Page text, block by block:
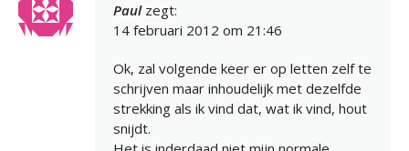
Paul zegt:
14 februari 2012 om 21:46
Ok, zal volgende keer er op letten zelf te
schrijven maar inhoudelijk met dezelfde
strekking als ik vind dat, wat ik vind, hout
snijdt.